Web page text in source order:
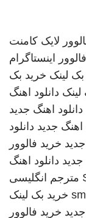
لایک کامنت
اینستاگرام
لینک خرید بک
دانلود اهنگ
دانلود اهنگ جدید
اهنگ جدید دانلود
خرید فالوور
جدید دانلود اهنگ
مترجم انگلیسی
خرید بک لینک
خرید فالوور